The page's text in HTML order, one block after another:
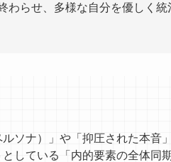
わらせ、多様な自分を優しく
ソナ）」や「抑圧された本音
している「内的要素の全体同